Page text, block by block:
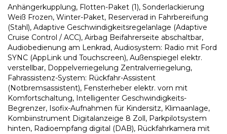
Anhängerkupplung, Flotten-Paket (1), Sonderlackierung
Weiß Frozen, Winter-Paket, Reserverad in Fahrbereifung
(Stahl), Adaptive Geschwindigkeitsregelanlage (Adaptive
Cruise Control / ACC), Airbag Beifahrerseite abschaltbar,
Audiobedienung am Lenkrad, Audiosystem: Radio mit Ford
SYNC (AppLink und Touchscreen), Außenspiegel elektr.
verstellbar, Doppelverriegelung Zentralverriegelung,
Fahrassistenz-System: Rückfahr-Assistent
(Notbremsassistent), Fensterheber elektr. vorn mit
Komfortschaltung, Intelligenter Geschwindigkeits-
Begrenzer, Isofix-Aufnahmen für Kindersitz, Klimaanlage,
Kombiinstrument Digitalanzeige 8 Zoll, Parkpilotsystem
hinten, Radioempfang digital (DAB), Rückfahrkamera mit